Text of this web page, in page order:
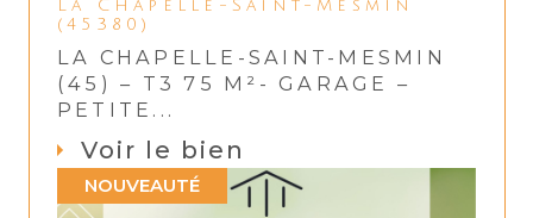
La Chapelle-Saint-Mesmin
(45380)
LA CHAPELLE-SAINT-MESMIN
(45) – T3 75 M²- GARAGE –
PETITE...
Voir le bien
NOUVEAUTÉ